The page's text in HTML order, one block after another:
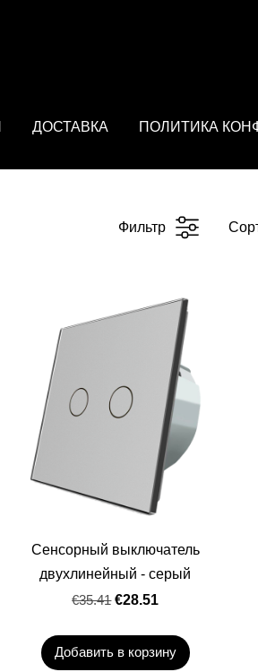
ДОСТАВКА ПОЛИТИКА
Фильтр
Сенсорный выключатель
двухлинейный - серый
€35.41 €28.51
Добавить в корзину